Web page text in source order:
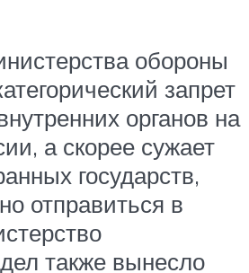
обороны
запрет
органов на
а скорее сужает
государств,
отправиться в
также вынесло